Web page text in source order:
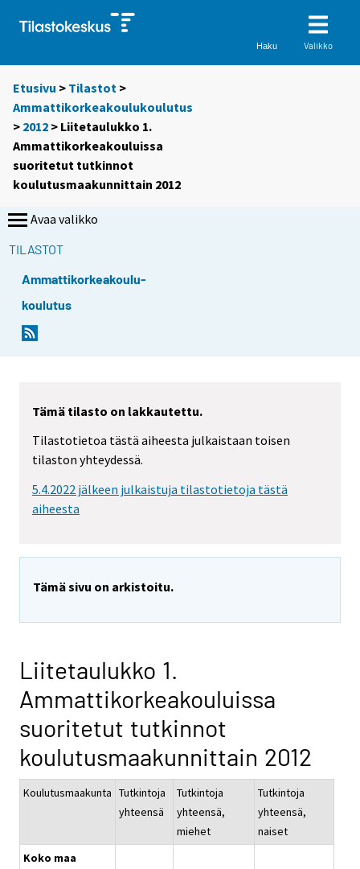
Haku Valikko
Etusivu > Tilastot >
Ammattikorkeakoulukoulutus
> 2012 > Liitetaulukko 1.
Ammattikorkeakouluissa
suoritetut tutkinnot
koulutusmaakunnittain 2012
Avaa valikko
TILASTOT
Ammattikorkeakoulu-
koulutus
Tämä tilasto on lakkautettu.
Tilastotietoa tästä aiheesta julkaistaan toisen
tilaston yhteydessä.
5.4.2022 jälkeen julkaistuja tilastotietoja tästä
aiheesta
Tämä sivu on arkistoitu.
Liitetaulukko 1.
Ammattikorkeakouluissa
suoritetut tutkinnot
koulutusmaakunnittain 2012
Koulutusmaakunta Tutkintoja
yhteensä
Tutkintoja
yhteensä,
miehet
Tutkintoja
yhteensä,
naiset
Koko maa